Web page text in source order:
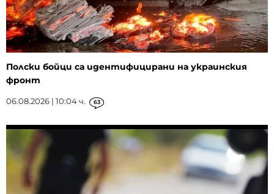
Полски бойци са идентифицирани на украинския
фронт
06.08.2026 | 10:04 ч. 63